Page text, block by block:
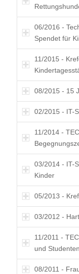
06/2016 -
Spendet für
11/2015 -
08/2015 - 15
02/2015 - IT-
11/2014 -
03/2014 - IT-
Kinder
05/2013 -
03/2012 -
11/2011 -
und Studenten
08/2011 -